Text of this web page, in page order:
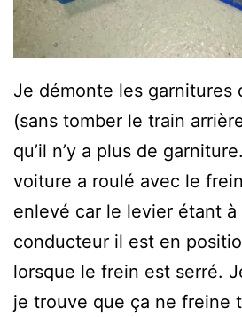
Je démonte les garnitures
(sans tomber le train
qu’il n’y a plus de
voiture a roulé avec le
enlevé car le levier étant
conducteur il est en
lorsque le frein est serré.
je trouve que ça ne freine